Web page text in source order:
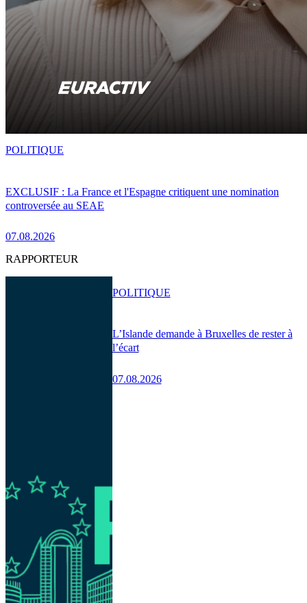
EXCLUSIF : La France et l'Espagne critiquent une nomination
controversée au SEAE
07.08.2026
POLITIQUE
RAPPORTEUR
L’Islande demande à Bruxelles de rester à
l’écart
07.08.2026
POLITIQUE